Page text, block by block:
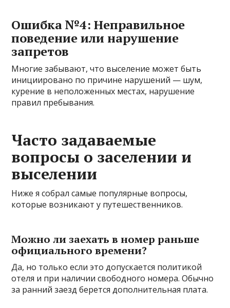
Ошибка №4: Неправильное
поведение или нарушение
запретов
Многие забывают, что выселение может быть
инициировано по причине нарушений — шум,
курение в неположенных местах, нарушение
правил пребывания.
Часто задаваемые
вопросы о заселении и
выселении
Ниже я собрал самые популярные вопросы,
которые возникают у путешественников.
Можно ли заехать в номер раньше
официального времени?
Да, но только если это допускается политикой
отеля и при наличии свободного номера. Обычно
за ранний заезд берется дополнительная плата.